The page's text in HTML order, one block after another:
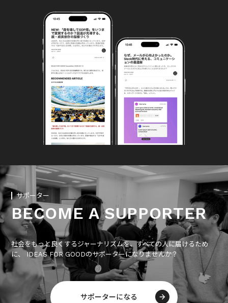
サポーター
BECOME A SUPPORTER
社会をもっと良くするジャーナリズムを、すべての人に届けるため
に、 IDEAS FOR GOODのサポーターになりませんか？
サポーターになる